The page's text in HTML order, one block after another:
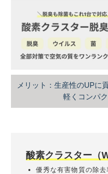
メリット：生産性のUPに
軽くコンパ
酸素クラスター（
優秀な有害物質の除